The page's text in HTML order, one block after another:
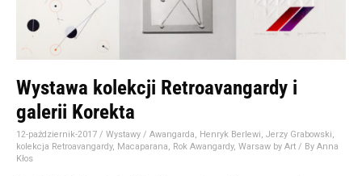
Wystawa kolekcji Retroavangardy i
galerii Korekta
12-październik-2017 / Wystawy / Awangarda, Henryk Berlewi, Jerzy Grabowski,
kolekcja Retroavangardy, Macaparana, Rok Awangardy, Warsaw by Art / By Anna
Kłos